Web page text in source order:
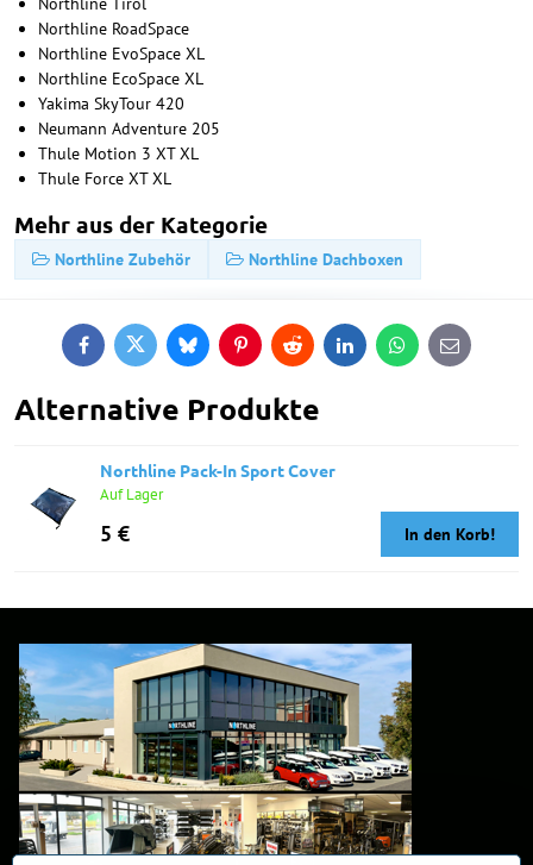
Northline RoadSpace
Northline EvoSpace XL
Northline EcoSpace XL
Yakima SkyTour 420
Neumann Adventure 205
Thule Motion 3 XT XL
Thule Force XT XL
Mehr aus der Kategorie
Northline Zubehör Northline Dachboxen
FacebookTwitterBlueskyPinterestReddit LinkedInWhatsApp
E-
mail
Alternative Produkte
Northline Pack-In Sport Cover
Auf Lager
5 € In den Korb!